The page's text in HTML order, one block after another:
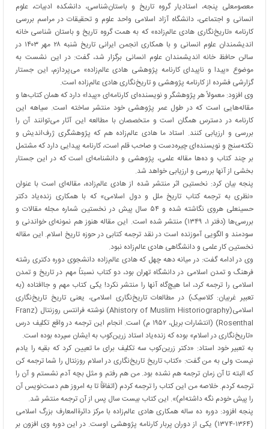
معصومعلی پنجه، استادیار گروه تاریخ و باستان‌شناسی، دانشکده ادبیات، علوم
انسانی و اجتماعی، دانشگاه آزاد اسلامی واحد علوم و تحقیقات در مراسم بررسی
کارنامه «تاریخ‌نگاری هادی عالم‌زاده» که به همت گروه تاریخ و باستان شناسی خانه
اندیشمندان علوم انسانی و با همکاری انجمن ایرانی تاریخ شنبه ۲۸ مهر ۱۴۰۳ در
سالن حافظ خانه اندیشمندان علوم انسانی برگزار شد، گفت: در این نشست به
موضوع «پیدا و ناپیدای کارنامه پژوهشی هادی عالم‌زاده» می‌پردازم، این جستار
گزارشی فشرده از کارنامه پژوهشی و تاریخ‌نگاری هادی عالم‌زاده است.
وی افزود: معمولاً هر پژوهشگر و نویسنده‌ای کارنامه‌ای «پیدا» دارد که همان کتاب‌ها و
مقاله‌هایی است که در طول عمر پژوهشی خود منتشر ساخته است. سیاهه این
کارنامه در دسترس همگان است و متخصصان با مطالعه این آثار می‌توانند آن را
بررسی و ارزیابی کنند. استاد ما هادی عالم‌زاده هم که پژوهشگری ژرف‌اندیش و
نکته‌سنج و نویسنده‌ای چیره‌دست و صاحب قلم است، کارنامه پیدایی دارد که مشتمل
بر چند کتاب و ده‌ها مقاله علمی، پژوهشی و دانشنامه‌ای است که در این جستار
بخشی از آنها بررسی و ارزیابی خواهد شد.
پنجه بیان کرد: نخستین اثر منتشر شده از هادی عالم‌زاده، مقاله‌ای است با عنوان
«نظری به ترجمه کتاب تاریخ ملل و دول اسلامی» که با همکاری زنده‌یاد دکتر
حسینعلی هروی نگاشته شده و ۵۴ سال پیش در نخستین شماره مجله مقالات و
بررسی‌ها (دفتر ۱، ۱۳۴۹) منتشر شده است. این مقاله هنوز هم نمونه‌ای خواندنی و
سودمند و الگویی آموزنده است در نقد ترجمه کتابی در حوزه تاریخ اسلام. این مقاله
نخستین کار علمی و دانشگاهی هادی عالم‌زاده نبود.
وی در ادامه گفت: در میانه دهه چهل که هادی عالم‌زاده دانشجوی دوره دکتری رشته
فرهنگ و تمدن اسلامی در دانشگاه تهران بود، دو کتاب نسبتاً مهم در تاریخ و تمدن
اسلامی را ترجمه کرد، اما هیچ‌گاه آنها را منتشر نکرد! یکی کتاب مهم و جاافتاده (به
تعبیر غربیان: کلاسیک) در مطالعات تاریخ‌نگاری اسلامی، یعنی تاریخ تاریخ‌نگاری
اسلامی(Ahistory of Muslim Historiography) نوشته فرانتس روزنتال (Franz
Rosenthal) (انتشارات بریل، ۱۹۵۲ م) است. انجام این ترجمه در واقع تکلیف درس
«تاریخ‌نگاری در اسلام» بوده که زنده‌یاد استاد زرین‌کوب به ایشان سپرده بوده است.
به تعبیر خود استاد: «دکتر زرین‌کوب سه تکلیف برای ما تعیین کرد که بقیه را یادم
نیست ولی به من گفت: «کتاب تاریخ تاریخ‌نگاری در اسلام روزنتال را شما ترجمه کن
که البته تا آن زمان ترجمه هم نشده بود. من هم رفتم و مثل بچه آدم نشستم و آن را
ترجمه کردم. خلاصه من این کتاب را ترجمه کردم (اتفاقاً تا به امروز هم دست‌نویس آن
را پیش خودم نگه داشته‌ام)». این کتاب بیست سال پس از آن ترجمه منتشر شد.
پنجه افزود: دوره ده ساله همکاری هادی عالم‌زاده با مرکز دائرةالمعارف بزرگ اسلامی
(۱۳۶۴-۱۳۷۴) یکی از دوران پربار کارنامه پژوهشی اوست. در این دوره وی افزون بر